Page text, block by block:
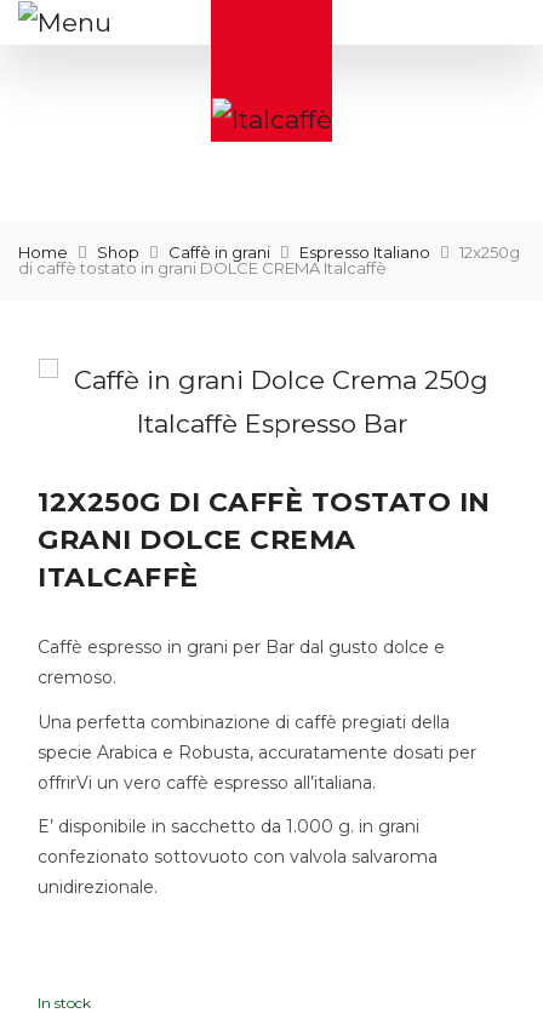
Home Shop Caffè in grani Espresso Italiano
12x250g
di caffè tostato in grani DOLCE CREMA Italcaffè
12X250G DI CAFFÈ TOSTATO IN
GRANI DOLCE CREMA
ITALCAFFÈ
Caffè espresso in grani per Bar dal gusto dolce e
cremoso.
Una perfetta combinazione di caffè pregiati della
specie Arabica e Robusta, accuratamente dosati per
offrirVi un vero caffè espresso all’italiana.
E’ disponibile in sacchetto da 1.000 g. in grani
confezionato sottovuoto con valvola salvaroma
unidirezionale.
In stock